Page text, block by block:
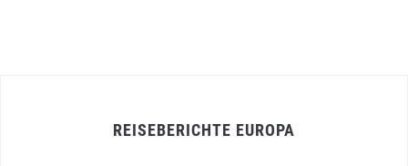
REISEBERICHTE EUROPA